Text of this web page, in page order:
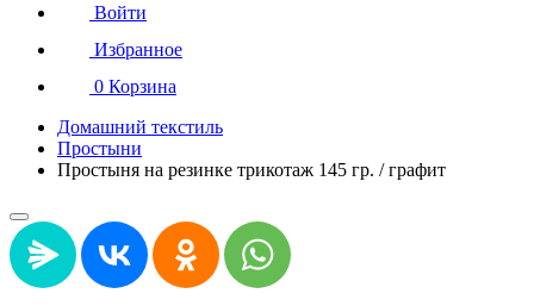
Войти
Избранное
0 Корзина
Домашний текстиль
Простыни
Простыня на резинке трикотаж 145 гр. / графит